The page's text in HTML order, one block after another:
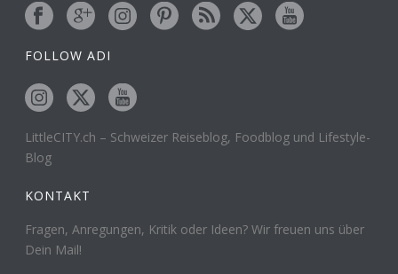
FOLLOW ADI
LittleCITY.ch – Schweizer Reiseblog, Foodblog und Lifestyle-
Blog
KONTAKT
Fragen, Anregungen, Kritik oder Ideen? Wir freuen uns über
Dein Mail!